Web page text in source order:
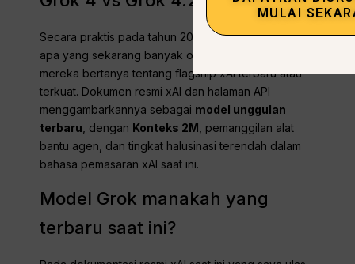
Secara praktis pada tahun 2026, Grok 4.20adalah
apa yang sekarang banyak orang maksudkan ketika
mereka bertanya tentang flagship xAI terbaru atau
terkuat. Dokumen resmi xAI dan halaman API
menggambarkannya sebagai model unggulan
terbaru , dengan Konteks 2M , pemanggilan alat
bantu agen, dan tingkat halusinasi terendah dalam
bahasa pemasaran xAI saat ini.
Model Grok manakah yang
terbaru saat ini?
MULAI